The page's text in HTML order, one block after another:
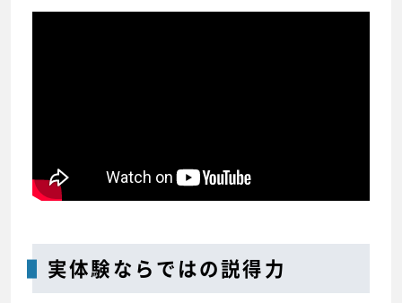
実体験ならではの説得力